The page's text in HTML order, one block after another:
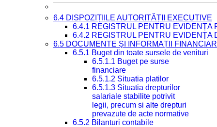
6.4 DISPOZIȚIILE AUTORITĂȚII EXECUTIVE
6.4.1 REGISTRUL PENTRU EVIDENȚA
6.4.2 REGISTRUL PENTRU EVIDENȚA
6.5 DOCUMENTE ȘI INFORMAȚII
6.5.1 Buget din toate sursele de venituri
6.5.1.1 Buget pe surse
financiare
6.5.1.2 Situatia platilor
6.5.1.3 Situatia drepturilor
salariale stabilite potrivit
legii, precum si alte drepturi
prevazute de acte normative
6.5.2 Bilanturi contabile